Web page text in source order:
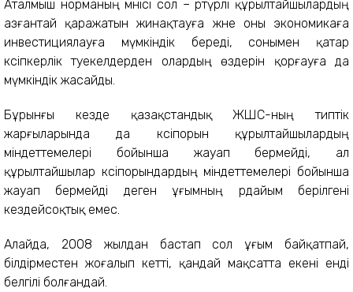
Аталмыш норманың мәнісі сол – әртүрлі құрылтайшылардың
азғантай қаражатын жинақтауға және оны экономикаға
инвестициялауға мүмкіндік береді, сонымен қатар
кәсіпкерлік тәуекелдерден олардың өздерін қорғауға да
мүмкіндік жасайды.
Бұрынғы кезде қазақстандық ЖШС-ның типтік
жарғыларында да кәсіпорын құрылтайшылардың
міндеттемелері бойынша жауап бермейді, ал
құрылтайшылар кәсіпорындардың міндеттемелері бойынша
жауап бермейді деген ұғымның әрдайым берілгені
кездейсоқтық емес.
Алайда, 2008 жылдан бастап сол ұғым байқатпай,
білдірместен жоғалып кетті, қандай мақсатта екені енді
белгілі болғандай.